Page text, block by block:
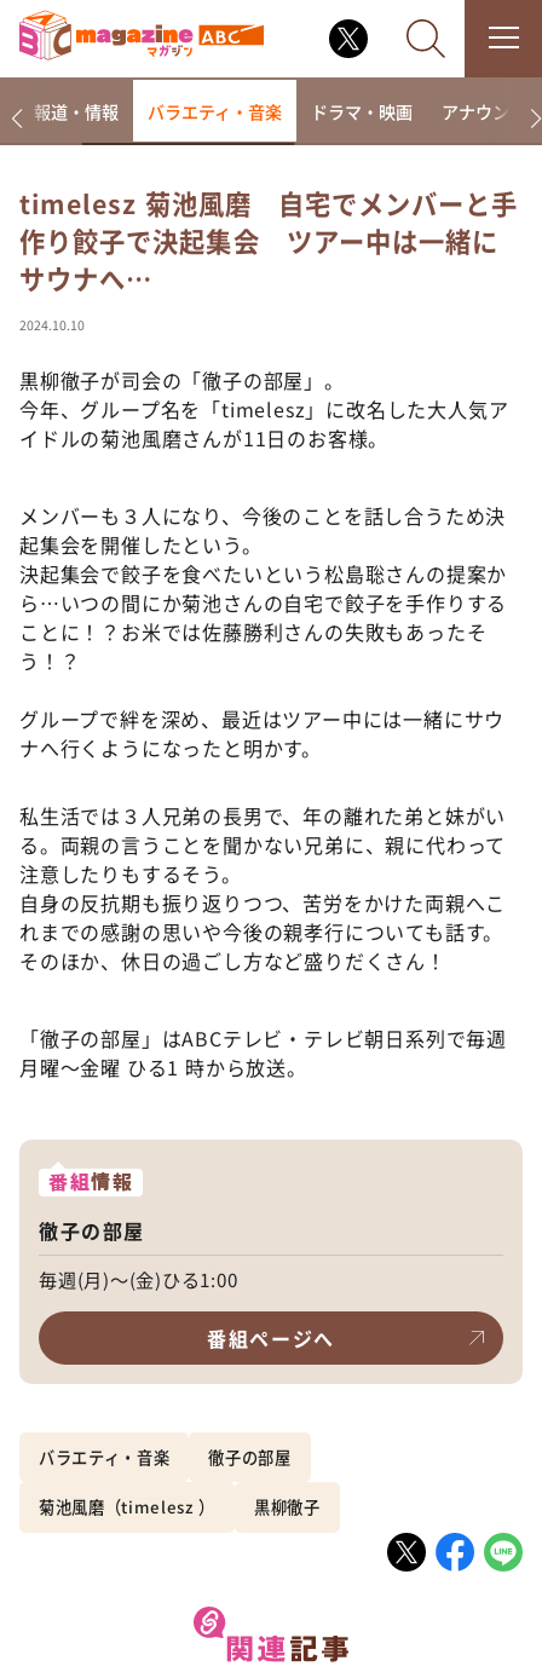
なるみ・岡村の過ぎるTV
相席食堂
これ余談なんですけど・・・
て真剣です
探偵！ナイトスクープ
news おかえり
（news おかえり）
DAIGOも台所 ～きょうの献立 何にする？～
本日はダイアンなり！シーズン２
朝だ！生です旅サラダ
ＬＩＦＥ～夢のカタチ～
新婚さんいらっしゃい！
ポツンと一軒家
ザキ山小屋本館
ぺこぱのまるスポ
アナ回覧板
報道・情報 バラエティ・音楽 ドラマ・映画 アナウンサー
timelesz 菊池風磨 自宅でメンバーと手
作り餃子で決起集会 ツアー中は一緒に
サウナへ…
2024.10.10
黒柳徹子が司会の「徹子の部屋」。
今年、グループ名を「timelesz」に改名した大人気ア
イドルの菊池風磨さんが11日のお客様。
メンバーも３人になり、今後のことを話し合うため決
起集会を開催したという。
決起集会で餃子を食べたいという松島聡さんの提案か
ら…いつの間にか菊池さんの自宅で餃子を手作りする
ことに！？お米では佐藤勝利さんの失敗もあったそ
う！？
グループで絆を深め、最近はツアー中には一緒にサウ
ナへ行くようになったと明かす。
私生活では３人兄弟の長男で、年の離れた弟と妹がい
る。両親の言うことを聞かない兄弟に、親に代わって
注意したりもするそう。
自身の反抗期も振り返りつつ、苦労をかけた両親へこ
れまでの感謝の思いや今後の親孝行についても話す。
そのほか、休日の過ごし方など盛りだくさん！
「徹子の部屋」はABCテレビ・テレビ朝日系列で毎週
月曜～金曜 ひる1 時から放送。
番組情報
徹子の部屋
毎週(月)～(金)ひる1:00
番組ページへ
バラエティ・音楽 徹子の部屋
菊池風磨（timelesz ） 黒柳徹子